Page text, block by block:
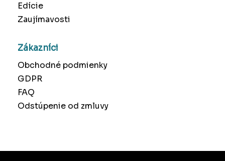
Edície
Zaujímavosti
Zákazníci
Obchodné podmienky
GDPR
FAQ
Odstúpenie od zmluvy